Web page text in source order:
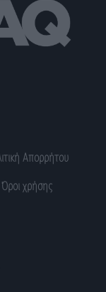
Απορρήτου
Όροι χρήσης